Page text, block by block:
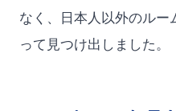
なく、日本人以外のルー
って見つけ出しました。